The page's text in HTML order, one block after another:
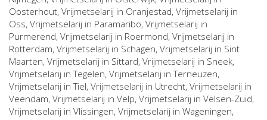
Oosterhout, Vrijmetselarij in Oranjestad, Vrijmetselarij in
Oss, Vrijmetselarij in Paramaribo, Vrijmetselarij in
Purmerend, Vrijmetselarij in Roermond, Vrijmetselarij in
Rotterdam, Vrijmetselarij in Schagen, Vrijmetselarij in Sint
Maarten, Vrijmetselarij in Sittard, Vrijmetselarij in Sneek,
Vrijmetselarij inTegelen, Vrijmetselarij inTerneuzen,
Vrijmetselarij inTiel, Vrijmetselarij in Utrecht, Vrijmetselarij in
Veendam, Vrijmetselarij in Velp, Vrijmetselarij in Velsen-Zuid,
Vrijmetselarij in Vlissingen, Vrijmetselarij in Wageningen,